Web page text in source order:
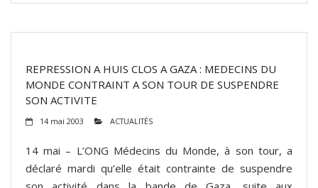
REPRESSION A HUIS CLOS A GAZA : MEDECINS DU
MONDE CONTRAINT A SON TOUR DE SUSPENDRE
SON ACTIVITE
14 mai 2003 ACTUALITÉS
14 mai – L’ONG Médecins du Monde, à son tour, a
déclaré mardi qu’elle était contrainte de suspendre